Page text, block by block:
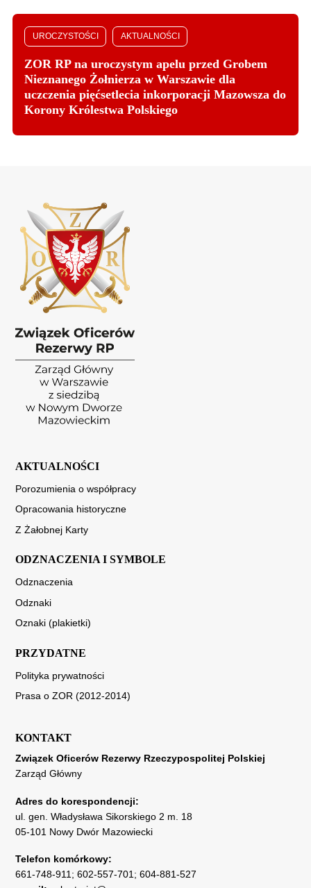
UROCZYSTOŚCI AKTUALNOŚCI
ZOR RP na uroczystym apelu przed Grobem
Nieznanego Żołnierza w Warszawie dla
uczczenia pięćsetlecia inkorporacji Mazowsza do
Korony Królestwa Polskiego
AKTUALNOŚCI
Porozumienia o współpracy
Opracowania historyczne
Z Żałobnej Karty
ODZNACZENIA I SYMBOLE
Odznaczenia
Odznaki
Oznaki (plakietki)
PRZYDATNE
Polityka prywatności
Prasa o ZOR (2012-2014)
KONTAKT
Związek Oficerów Rezerwy Rzeczypospolitej Polskiej
Zarząd Główny
Adres do korespondencji:
ul. gen. Władysława Sikorskiego 2 m. 18
05-101 Nowy Dwór Mazowiecki
Telefon komórkowy:
661-748-911 ; 602-557-701 ; 604-881-527